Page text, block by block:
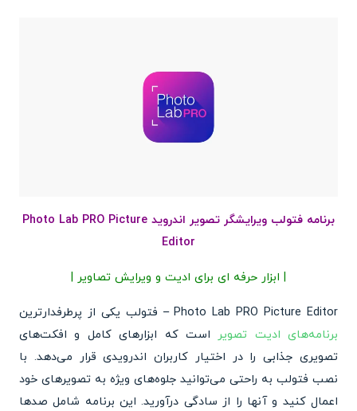
برنامه فتولب ویرایشگر تصویر اندروید Photo Lab PRO Picture
Editor
| ابزار حرفه ای برای ادیت و ویرایش تصاویر |
Photo Lab PRO Picture Editor – فتولب یکی از پرطرفدارترین
برنامه‌های ادیت تصویر است که ابزارهای کامل و افکت‌های
تصویری جذابی را در اختیار کاربران اندرویدی قرار می‌دهد. با
نصب فتولب به راحتی می‌توانید جلوه‌های ویژه به تصویرهای خود
اعمال کنید و آنها را از سادگی درآورید. این برنامه شامل صدها